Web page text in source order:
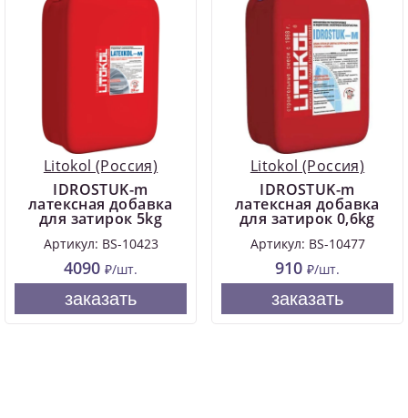
Litokol (Россия)
IDROSTUK-m
латексная добавка
для затирок 5kg
Артикул: BS-10423
4090 ₽/шт.
заказать
Litokol (Россия)
IDROSTUK-m
латексная добавка
для затирок 0,6kg
Артикул: BS-10477
910 ₽/шт.
заказать